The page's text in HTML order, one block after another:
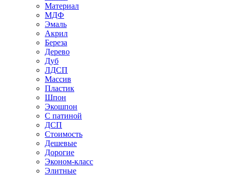
Материал
МДФ
Эмаль
Акрил
Береза
Дерево
Дуб
ЛДСП
Массив
Пластик
Шпон
Экошпон
С патиной
ДСП
Стоимость
Дешевые
Дорогие
Эконом-класс
Элитные